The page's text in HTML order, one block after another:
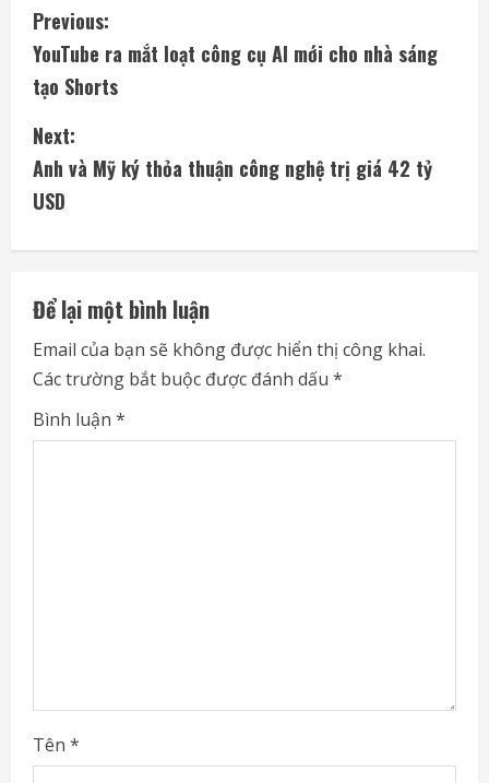
C
o
n
t
i
n
u
e
R
e
Previous:
YouTube ra mắt loạt công cụ AI mới cho nhà sáng
tạo Shorts
Next:
Anh và Mỹ ký thỏa thuận công nghệ trị giá 42 tỷ
USD
Để lại một bình luận
Email của bạn sẽ không được hiển thị công khai.
Các trường bắt buộc được đánh dấu *
Bình luận *
Tên *